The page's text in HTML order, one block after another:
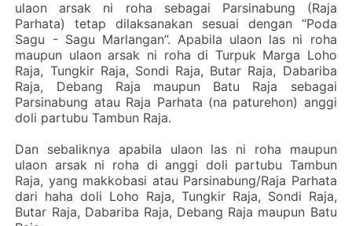
ulaon arsak ni roha sebagai Parsinabung (Raja
Parhata) tetap dilaksanakan sesuai dengan “Poda
Sagu - Sagu Marlangan”. Apabila ulaon las ni roha
maupun ulaon arsak ni roha di Turpuk Marga Loho
Raja, Tungkir Raja, Sondi Raja, Butar Raja, Dabariba
Raja, Debang Raja maupun Batu Raja sebagai
Parsinabung atau Raja Parhata (na paturehon) anggi
doli partubu Tambun Raja.
Dan sebaliknya apabila ulaon las ni roha maupun
ulaon arsak ni roha di anggi doli partubu Tambun
Raja, yang makkobasi atau Parsinabung/Raja Parhata
dari haha doli Loho Raja, Tungkir Raja, Sondi Raja,
Butar Raja, Dabariba Raja, Debang Raja maupun Batu